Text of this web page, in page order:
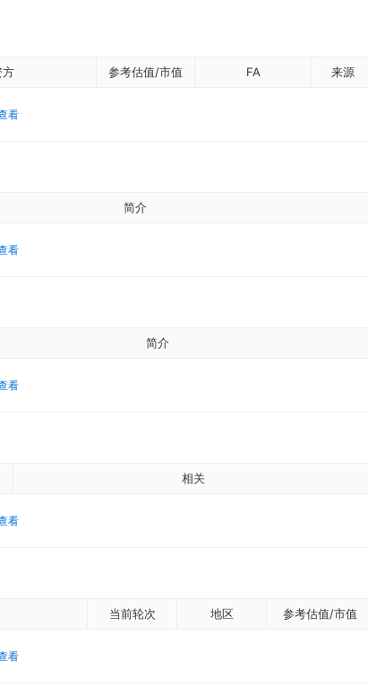
方 参考估值/市值 FA 来源
看
简介
看
简介
看
相关
看
当前轮次 地区 参考估值/市值
看